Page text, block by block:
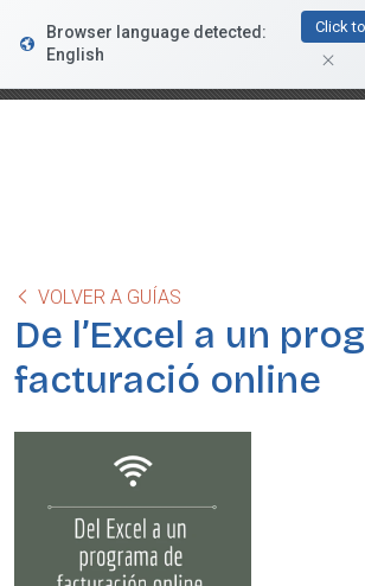
FacturaDirecta
Browser language detected:
English
Click
VOLVER A GUÍAS
De l’Excel a un
facturació online